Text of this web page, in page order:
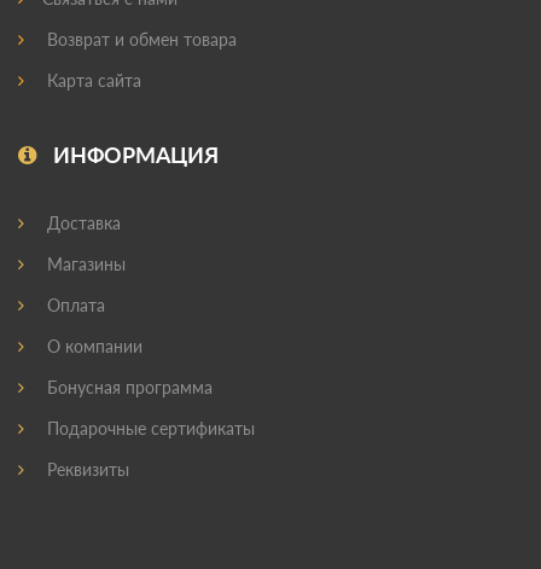
Возврат и обмен товара
Карта сайта
ИНФОРМАЦИЯ
Доставка
Магазины
Оплата
О компании
Бонусная программа
Подарочные сертификаты
Реквизиты